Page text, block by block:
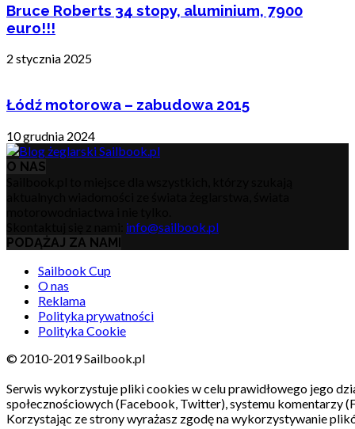
Bruce Roberts 34 stopy, aluminium, 7900
euro!!!
2 stycznia 2025
Łódź motorowa – zabudowa 2015
10 grudnia 2024
O NAS
info@sailbook.pl
PODĄŻAJ ZA NAMI
Sailbook Cup
O nas
Reklama
Polityka prywatności
Polityka Cookie
© 2010-2019 Sailbook.pl
Serwis wykorzystuje pliki cookies w celu prawidłowego jego
społecznościowych (Facebook, Twitter), systemu komentarzy
Korzystając ze strony wyrażasz zgodę na wykorzystywanie